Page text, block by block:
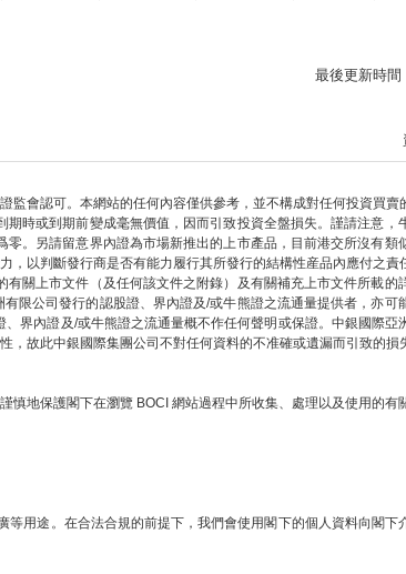
最後更新時間
會認可。本網站的任何內容僅供參考，並不構成對任何投資買賣
時或到期前變成毫無價值，因而引致投資全盤損失。謹請注意，
。另請留意界內證為市場新推出的上市產品，目前港交所沒有類
以判斷發行商是否有能力履行其所發行的結構性産品內應付之
關上市文件（及任何該文件之附錄）及有關補充上市文件所載的
限公司發行的認股證、界內證及/或牛熊證之流通量提供者，亦可
界內證及/或牛熊證之流通量概不作任何聲明或保證。中銀國際亞
故此中銀國際集團公司不對任何資料的不准確或遺漏而引致的損
地保護閣下在瀏覽 BOCI 網站過程中所收集、處理以及使用的有
用途。在合法合規的前提下，我們會使用閣下的個人資料向閣下